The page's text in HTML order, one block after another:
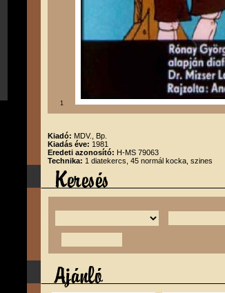
1
Kiadó: MDV., Bp.
Kiadás éve: 1981
Eredeti azonosító: H-MS 79063
Technika: 1 diatekercs, 45 normál kocka, szines